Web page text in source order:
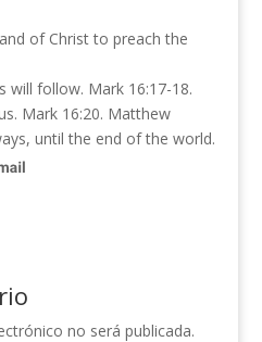
of Christ to preach the
will follow. Mark 16:17-18.
Mark 16:20. Matthew
until the end of the world.
no será publicada.